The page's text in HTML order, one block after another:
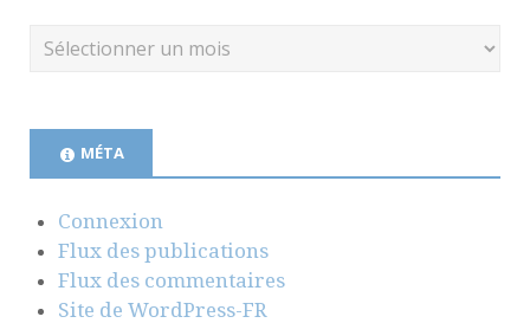
MÉTA
Connexion
Flux des publications
Flux des commentaires
Site de WordPress-FR